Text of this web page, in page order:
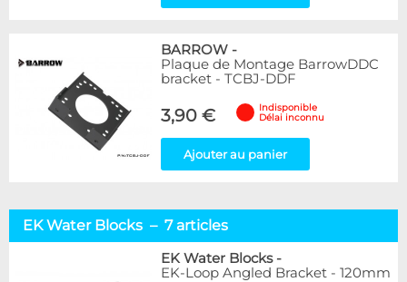
BARROW -
Plaque de Montage BarrowDDC
bracket - TCBJ-DDF
3,90 €
Indisponible
Délai inconnu
Ajouter au panier
EK Water Blocks – 7 articles
EK Water Blocks-
EK-Loop Angled Bracket - 120mm